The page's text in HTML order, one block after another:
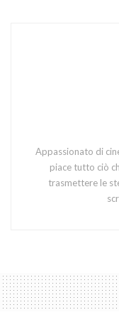
Appassionato di
piace tutto ciò
trasmettere le